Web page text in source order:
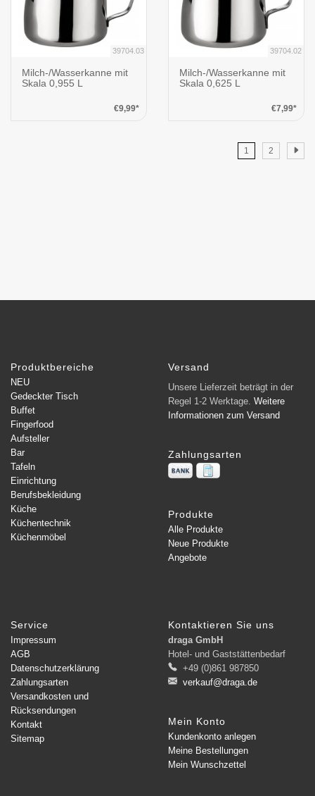
39704.03
Milch-/Wasserkanne mit
Skala 0,955 L
€9,99*
39704.02
Milch-/Wasserkanne mit
Skala 0,625 L
€7,99*
1 2
Produktbereiche
NEU
Gedeckter Tisch
Buffet
Fingerfood
Aufsteller
Bar
Tafeln
Einrichtung
Berufsbekleidung
Küche
Küchentechnik
Küchenmöbel
Versand
Unsere Lieferzeit beträgt in der
Regel 1-2 Werktage. Weitere
Informationen zum Versand
Zahlungsarten
Produkte
Alle Produkte
Neue Produkte
Angebote
Service
Impressum
AGB
Datenschutzerklärung
Zahlungsarten
Versandkosten und
Rücksendungen
Kontakt
Sitemap
Kontaktieren Sie uns
draga GmbH
Hotel- und Gaststättenbedarf
+49 (0)861 987850
verkauf@draga.de
Mein Konto
Kundenkonto anlegen
Meine Bestellungen
Mein Wunschzettel